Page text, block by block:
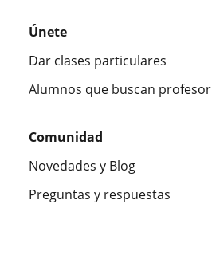
Únete
Dar clases particulares
Alumnos que buscan profesor
Comunidad
Novedades y Blog
Preguntas y respuestas